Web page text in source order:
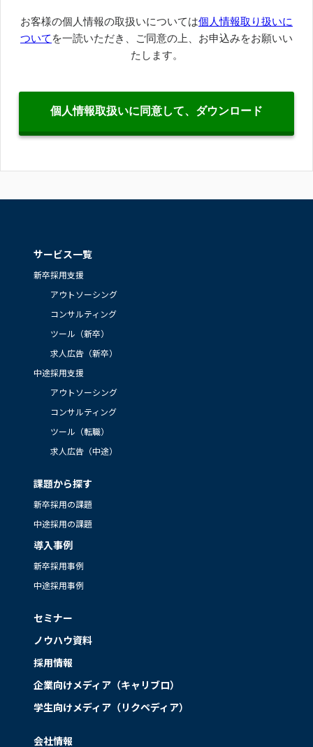
サービス一覧
新卒採用支援
アウトソーシング
コンサルティング
ツール（新卒）
求人広告（新卒）
中途採用支援
アウトソーシング
コンサルティング
ツール（転職）
求人広告（中途）
課題から探す
新卒採用の課題
中途採用の課題
導入事例
新卒採用事例
中途採用事例
セミナー
ノウハウ資料
採用情報
企業向けメディア（キャリブロ）
学生向けメディア（リクペディア）
会社情報